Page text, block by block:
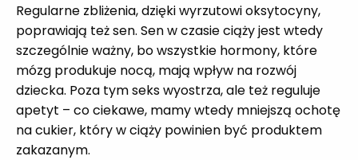
Regularne zbliżenia, dzięki wyrzutowi oksytocyny,
poprawiają też sen. Sen w czasie ciąży jest wtedy
szczególnie ważny, bo wszystkie hormony, które
mózg produkuje nocą, mają wpływ na rozwój
dziecka. Poza tym seks wyostrza, ale też reguluje
apetyt – co ciekawe, mamy wtedy mniejszą ochotę
na cukier, który w ciąży powinien być produktem
zakazanym.